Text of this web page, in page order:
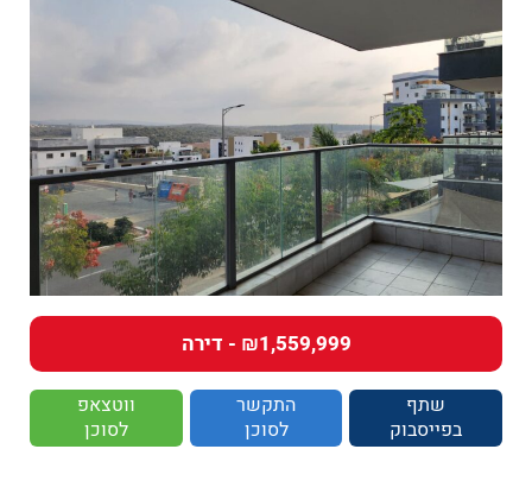
₪1,559,999 - דירה
שתף
בפייסבוק
התקשר
לסוכן
ווטצאפ
לסוכן